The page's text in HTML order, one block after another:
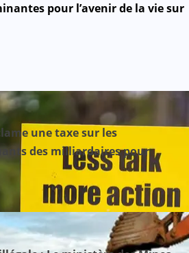
pour l’avenir de la vie sur
une taxe sur les
des milliardaires pour